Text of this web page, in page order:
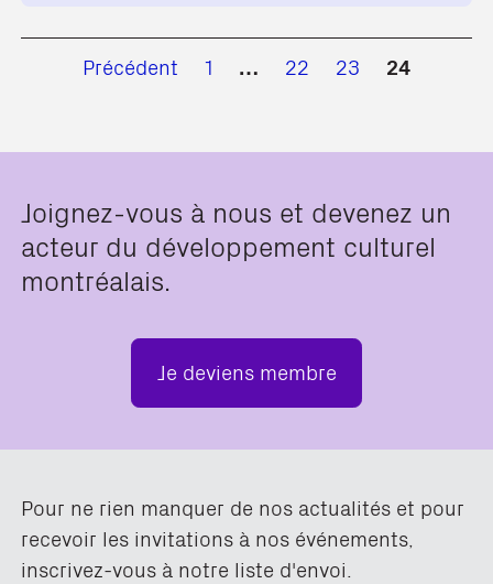
Précédent 1 … 22 23 24
Joignez-vous à nous et devenez un
acteur du développement culturel
montréalais.
Je deviens membre
Pour ne rien manquer de nos actualités et pour
recevoir les invitations à nos événements,
inscrivez-vous à notre liste d'envoi.